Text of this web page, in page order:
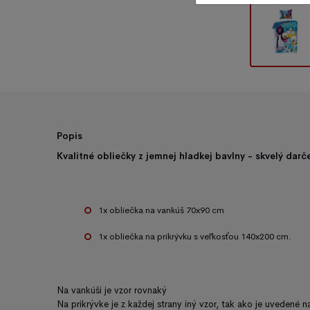
Popis
Kvalitné obliečky z jemnej hladkej bavlny - skvelý
1x obliečka na vankúš 70x90 cm
1x obliečka na prikrývku s veľkosťou 140x200 cm.
Na vankúši je vzor rovnaký
Na prikrývke je z každej strany iný vzor, tak ako je uvedené